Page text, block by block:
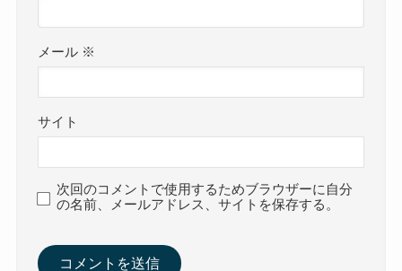
メール ※
サイト
次回のコメントで使用するためブラウザーに自分
の名前、メールアドレス、サイトを保存する。